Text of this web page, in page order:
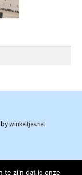
winkeltjes.net
te zijn dat je onze